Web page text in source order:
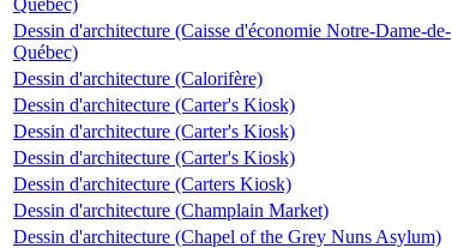
Québec)
Dessin d'architecture (Caisse d'économie Notre-Dame-de-
Québec)
Dessin d'architecture (Calorifère)
Dessin d'architecture (Carter's Kiosk)
Dessin d'architecture (Carter's Kiosk)
Dessin d'architecture (Carter's Kiosk)
Dessin d'architecture (Carters Kiosk)
Dessin d'architecture (Champlain Market)
Dessin d'architecture (Chapel of the Grey Nuns Asylum)